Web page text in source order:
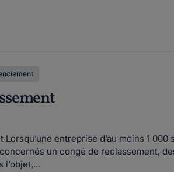
entreprise d’au moins 1 000
un congé de reclassement,